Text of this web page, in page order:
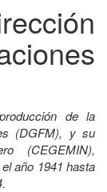
de la
(DGFM), y su
(CEGEMIN),
año 1941 hasta